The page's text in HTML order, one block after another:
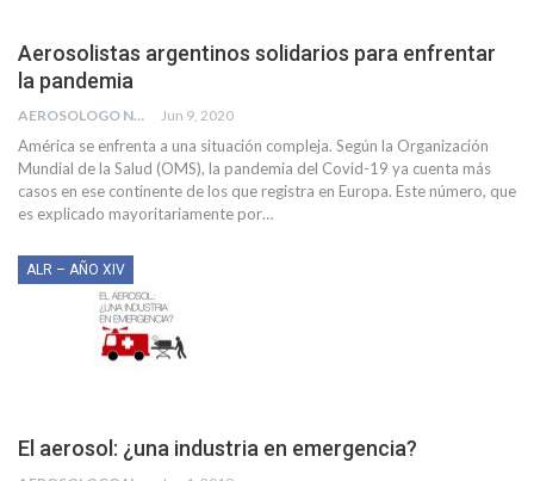
Aerosolistas argentinos solidarios para enfrentar
la pandemia
AEROSOLOGO NEWS Jun 9, 2020
América se enfrenta a una situación compleja. Según la Organización
Mundial de la Salud (OMS), la pandemia del Covid-19 ya cuenta más
casos en ese continente de los que registra en Europa. Este número, que
es explicado mayoritariamente por…
ALR – AÑO XIV
El aerosol: ¿una industria en emergencia?